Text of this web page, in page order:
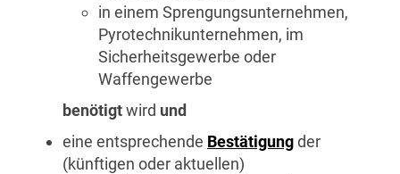
in einem Sprengungsunternehmen,
Pyrotechnikunternehmen, im
Sicherheitsgewerbe oder
Waffengewerbe
benötigtwird und
eine entsprechende Bestätigungder
(künftigen oder aktuellen)